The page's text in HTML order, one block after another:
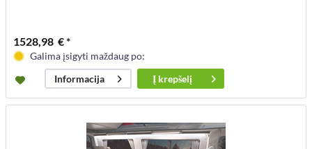
1528,98 € *
Galima įsigyti maždaug po:
Informacija
Į krepšelį